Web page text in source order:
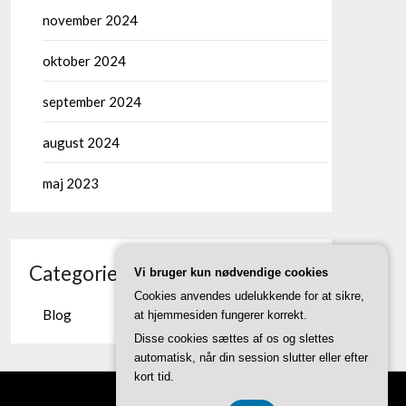
november 2024
oktober 2024
september 2024
august 2024
maj 2023
Categories
Blog
Vi bruger kun nødvendige cookies
Cookies anvendes udelukkende for at sikre,
at hjemmesiden fungerer korrekt.
Disse cookies sættes af os og slettes
automatisk, når din session slutter eller efter
kort tid.